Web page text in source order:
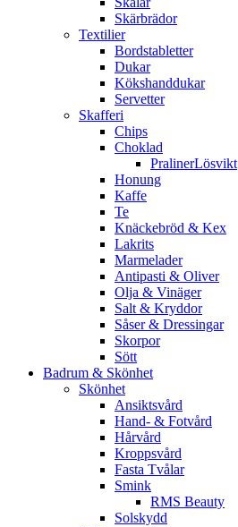
Skärbrädor
Textilier
Bordstabletter
Dukar
Kökshanddukar
Servetter
Skafferi
Chips
Choklad
PralinerLösvikt
Honung
Kaffe
Te
Knäckebröd & Kex
Lakrits
Marmelader
Antipasti & Oliver
Olja & Vinäger
Salt & Kryddor
Såser & Dressingar
Skorpor
Sött
Badrum & Skönhet
Skönhet
Ansiktsvård
Hand- & Fotvård
Hårvård
Kroppsvård
Fasta Tvålar
Smink
RMS Beauty
Solskydd